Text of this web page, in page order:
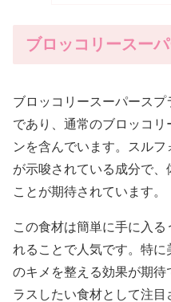
ブロッコリースー
ブロッコリースーパース
であり、通常のブロッコ
ンを含んでいます。スル
が示唆されている成分で
ことが期待されています。
この食材は簡単に手に入
れることで人気です。特
のキメを整える効果が期
ラスしたい食材として注目